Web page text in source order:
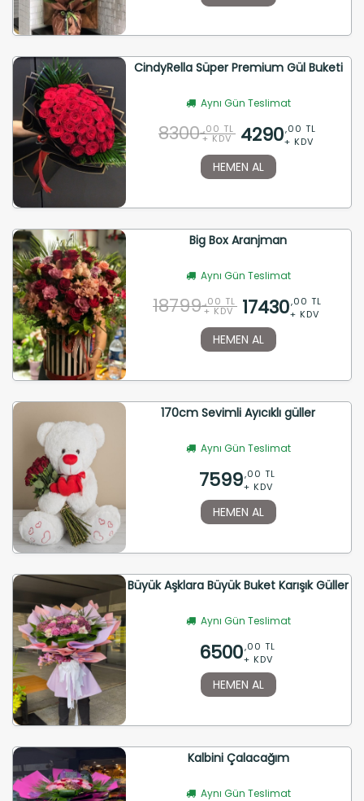
CindyRella Süper Premium Gül Buketi
Aynı Gün Teslimat
8300 ,00 TL
+ KDV 4290,00 TL
+ KDV
HEMEN AL
Big Box Aranjman
Aynı Gün Teslimat
18799 ,00 TL
+ KDV 17430,00 TL
+ KDV
HEMEN AL
170cm Sevimli Ayıcıklı güller
Aynı Gün Teslimat
7599,00 TL
+ KDV
HEMEN AL
Büyük Aşklara Büyük Buket Karışık Güller
Aynı Gün Teslimat
6500,00 TL
+ KDV
HEMEN AL
Kalbini Çalacağım
Aynı Gün Teslimat